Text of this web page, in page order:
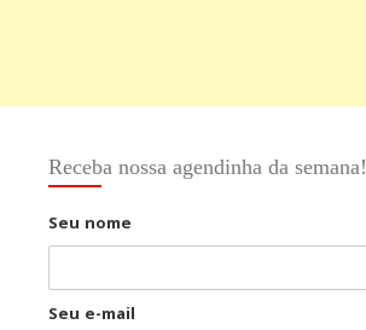
Receba nossa agendinha da semana!
Seu nome
Seu e-mail